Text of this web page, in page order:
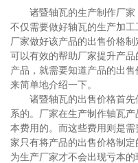
诸暨轴瓦的生产制作厂家
不仅需要做好轴瓦的生产加
厂家做好该产品的出售价格
可以有效的帮助厂家提升产
产品，就需要知道产品的出
来简单地介绍一下。
诸暨轴瓦的出售价格首先
系的。厂家在生产制作轴瓦
本费用的。而这些费用则是
家只有将产品的出售价格制
为生产厂家才不会出现亏本的